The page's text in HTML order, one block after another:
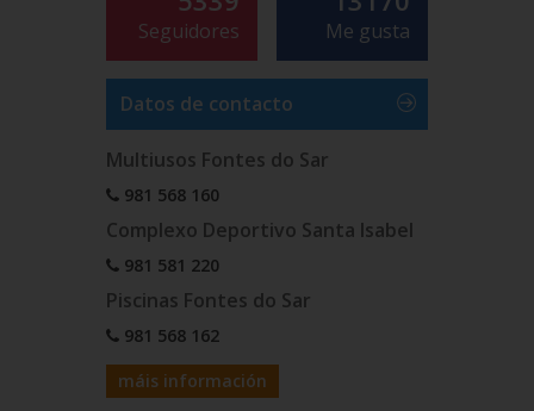
Seguidores Me gusta
Datos de contacto
Multiusos Fontes do Sar
981 568 160
Complexo Deportivo Santa Isabel
981 581 220
Piscinas Fontes do Sar
981 568 162
máis información